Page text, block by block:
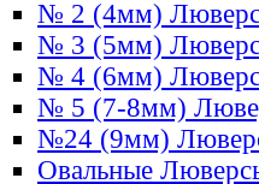
№ 2 (4мм)
№ 3 (5мм)
№ 4 (6мм)
№ 5 (7-8мм)
№24 (9мм)
Овальные